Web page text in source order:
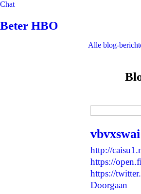
Chat
Beter HBO
Alle blog-
vbvxswai
http://
https://
https://
Doorgaan